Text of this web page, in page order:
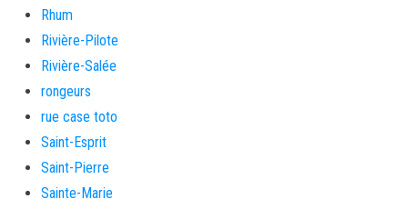
Rhum
Rivière-Pilote
Rivière-Salée
rongeurs
rue case toto
Saint-Esprit
Saint-Pierre
Sainte-Marie